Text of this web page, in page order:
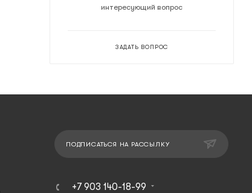
интересующий вопрос
ЗАДАТЬ ВОПРОС
ПОДПИСАТЬСЯ НА РАССЫЛКУ
+7 903 140-18-99